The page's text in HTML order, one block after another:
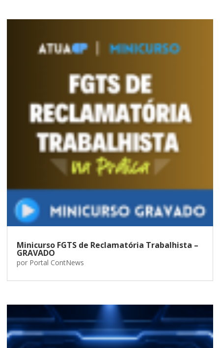
Minicurso FGTS de Reclamatória Trabalhista –
GRAVADO
por Portal ContNews